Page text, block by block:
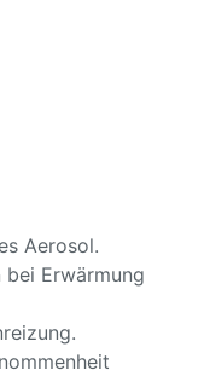
Aerosol.
Erwärmung